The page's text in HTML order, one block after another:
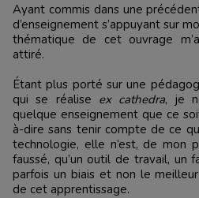
Ayant commis dans une précédente vie quelques décennies
d’enseignement s’appuyant sur
thématique de cet ouvrage
attiré.
Étant plus porté sur une
qui se réalise ex cathedra, je
quelque enseignement que ce
à-dire sans tenir compte de ce
technologie, elle n’est, de mon
faussé, qu’un outil de travail, un
parfois un biais et non le
de cet apprentissage.